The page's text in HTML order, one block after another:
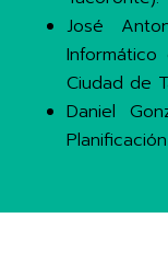
José
Ciudad de
Daniel